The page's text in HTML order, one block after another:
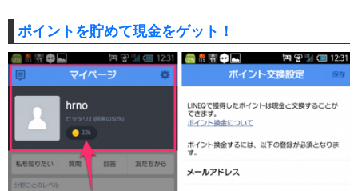
ポイントを貯めて現金をゲット！